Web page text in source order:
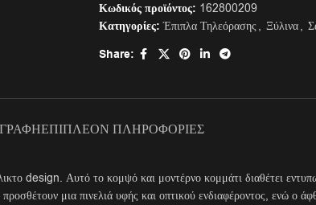
Κωδικός προϊόντος: 162800209
Κατηγορίες: Έπιπλα Τηλεόρασης, Ξύλινα,
Share:
ΕΠΙΠΛΈΟΝ ΠΛΗΡΟΦΟΡΊΕΣ
design. Αυτό το κομψό και μοντέρνο κομμάτι διαθέτει
μια πινελιά υφής και οπτικού ενδιαφέροντος, ενώ ο